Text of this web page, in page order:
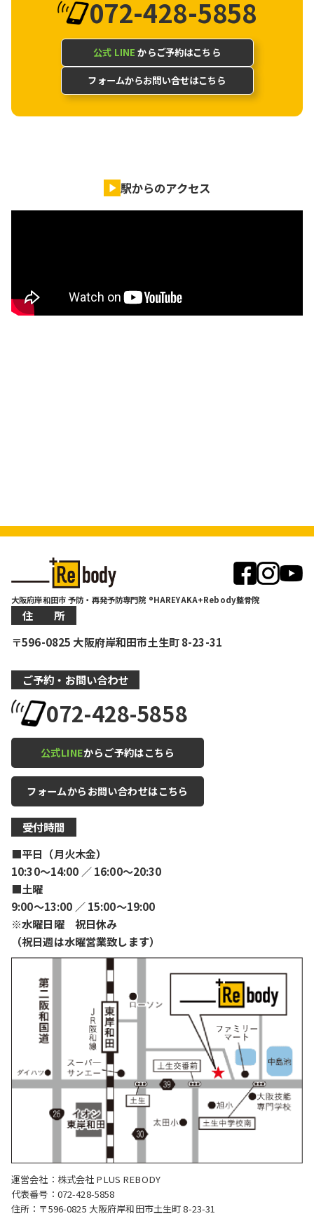
072-428-5858
公式 LINE からご予約はこちら
フォームからお問い合せはこちら
駅からのアクセス
大阪府岸和田市 予防・再発予防専門院 ®HAREYAKA+Rebody整骨院
住 所
〒596-0825 大阪府岸和田市土生町 8-23-31
ご予約・お問い合わせ
072-428-5858
公式LINEからご予約はこちら
フォームからお問い合わせはこちら
受付時間
■平日（月火木金）
10:30〜14:00 ／ 16:00〜20:30
■土曜
9:00〜13:00 ／ 15:00〜19:00
※水曜日曜 祝日休み
（祝日週は水曜営業致します）
運営会社：株式会社 PLUS REBODY
代表番号：072-428-5858
住所：〒596-0825 大阪府岸和田市土生町 8-23-31